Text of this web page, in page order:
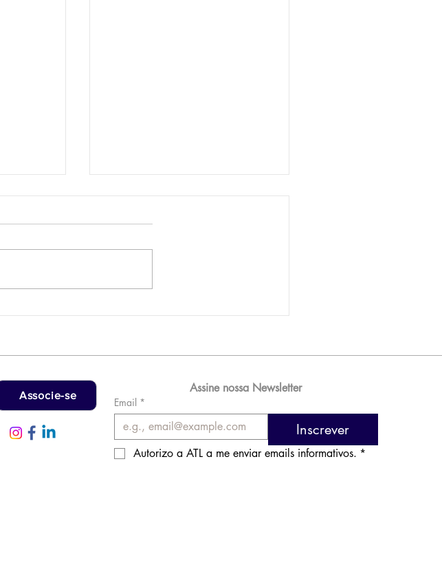
Associe-se
Assine nossa Newsletter
Email *
Inscrever
Autorizo a ATL a me enviar emails informativos. *